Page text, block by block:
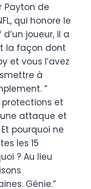
Payton de
qui honore le
joueur, il a
la façon dont
et vous l’avez
à
”
protections et
une attaque et
pourquoi ne
les 15
? Au lieu
Génie.”